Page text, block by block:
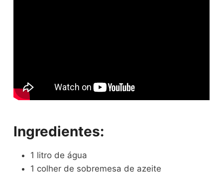
Ingredientes:
1 litro de água
1 colher de sobremesa de azeite